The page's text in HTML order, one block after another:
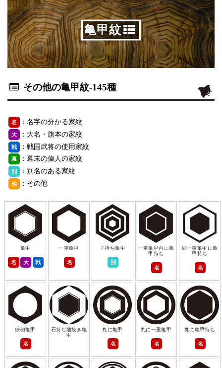
亀甲紋
その他の亀甲紋-145種
名 ：名字の分かる家紋
大 ：大名・旗本の家紋
戦 ：戦国武将の使用家紋
幕 ：幕末の偉人の家紋
別 ：別名のある家紋
他 ：その他
亀甲
名 大 戦
一重亀甲
名
子持ち亀甲
別
一重亀甲内に亀
甲持ち
名
細一重亀甲に亀
甲持ち
名
鉄砲亀甲
名
石持ち地抜き亀
甲
丸に亀甲
名
丸に一重亀甲
名
丸に亀甲持ち
名